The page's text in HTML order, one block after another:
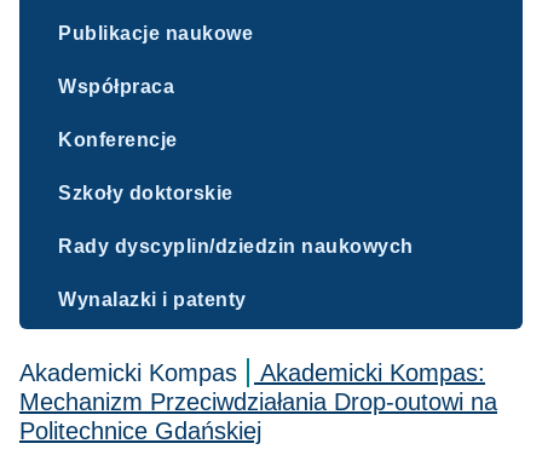
Publikacje naukowe
Współpraca
Konferencje
Szkoły doktorskie
Rady dyscyplin/dziedzin naukowych
Wynalazki i patenty
Akademicki Kompas
Akademicki Kompas:
Mechanizm Przeciwdziałania Drop-outowi na
Politechnice Gdańskiej